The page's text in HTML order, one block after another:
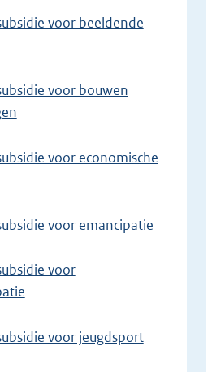
voor beeldende
voor bouwen
voor economische
voor emancipatie
voor
voor jeugdsport